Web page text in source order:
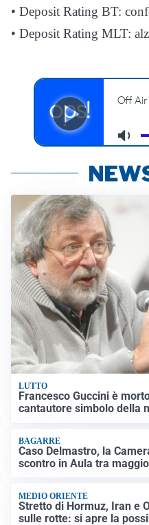
• Deposit Rating BT:
• Deposit Rating MLT:
LUTTO
Francesco Guccini è
cantautore simbolo della
BAGARRE
Caso Delmastro, la
scontro in Aula tra
MEDIO ORIENTE
Stretto di Hormuz, Iran e
sulle rotte: si apre la